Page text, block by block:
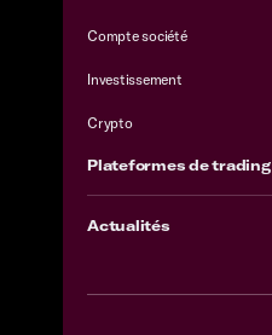
Compte société
Investissement
Crypto
Plateformes de trading
Actualités